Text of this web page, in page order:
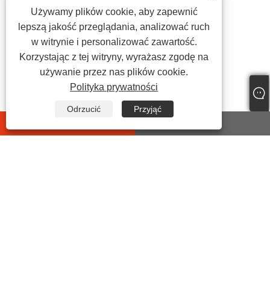
Używamy plików cookie, aby zapewnić
lepszą jakość przeglądania, analizować ruch
w witrynie i personalizować zawartość.
Korzystając z tej witryny, wyrażasz zgodę na
używanie przez nas plików cookie.
Polityka prywatności
Odrzucić Przyjąć